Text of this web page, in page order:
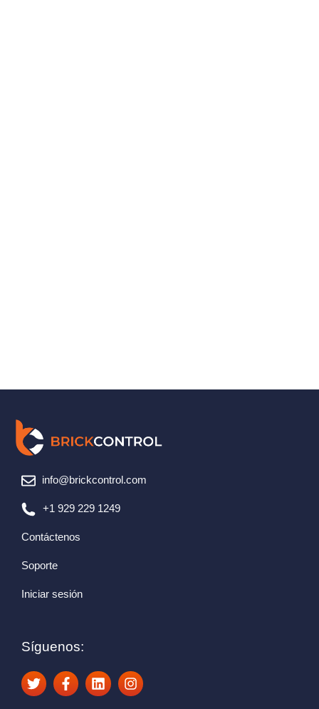
info@brickcontrol.com
+1 929 229 1249
Contáctenos
Soporte
Iniciar sesión
Síguenos: